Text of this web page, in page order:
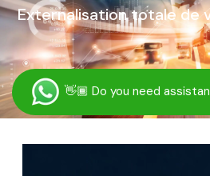
Externalisation totale de
👋🏾 Do you need